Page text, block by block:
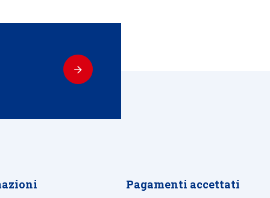
Pagamenti accettati